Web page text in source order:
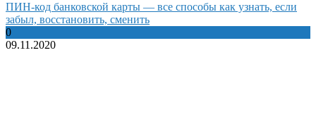
ПИН-код банковской карты — все способы как узнать, если
забыл, восстановить, сменить
0
09.11.2020